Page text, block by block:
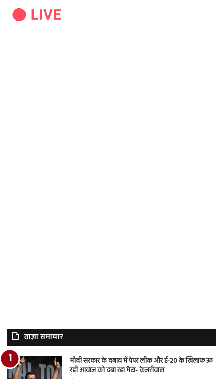
ताज़ा समाचार
मोदी सरकार के दबाव में पेपर लीक और ई-20 के खिलाफ उठ
रही आवाज को दबा रहा मेटा- केजरीवाल